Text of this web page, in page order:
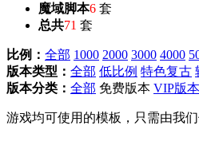
魔域脚本6 套
总共71 套
比例： 全部 1000 2000 3000 4000
版本类型： 全部 低比例 特色复古
版本分类： 全部 免费版本 VIP版本
游戏均可使用的模板，只需由我